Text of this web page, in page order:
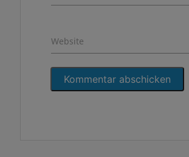
Website